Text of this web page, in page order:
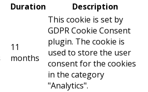
Duration Description
11
months
This cookie is set by
GDPR Cookie Consent
plugin. The cookie is
used to store the user
consent for the cookies
in the category
"Analytics".